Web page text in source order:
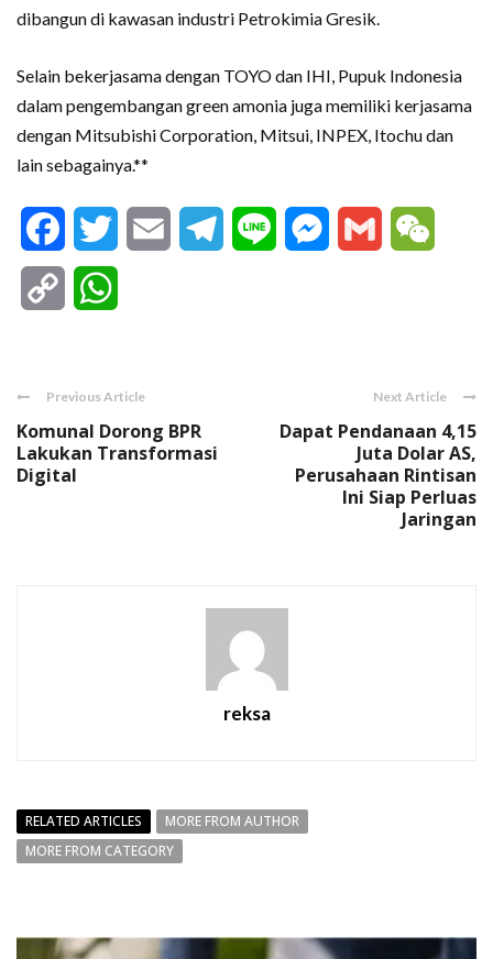
dibangun di kawasan industri Petrokimia Gresik.
Selain bekerjasama dengan TOYO dan IHI, Pupuk Indonesia
dalam pengembangan green amonia juga memiliki kerjasama
dengan Mitsubishi Corporation, Mitsui, INPEX, Itochu dan
lain sebagainya.**
FacebookTwitter Email Telegram
Line Messenger
Gmail
Copy
Previous Article
Komunal Dorong BPR
Lakukan Transformasi
Digital
Next Article
Dapat Pendanaan 4,15
Juta Dolar AS,
Perusahaan Rintisan
Ini Siap Perluas
Jaringan
reksa
RELATED ARTICLES
MORE FROM AUTHOR
MORE FROM CATEGORY